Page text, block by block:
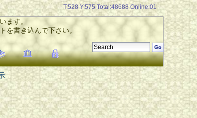
T:528 Y:575 Total:48688 Online:01
ます。
を書き込んで下さい。